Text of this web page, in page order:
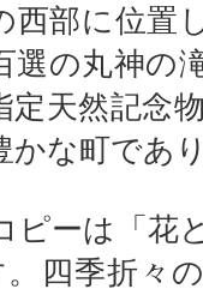
西部に位置
選の丸神の
定天然記念
かな町であ
ピーは「花
四季折々